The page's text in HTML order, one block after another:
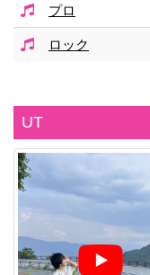
プロ
ロック
UT